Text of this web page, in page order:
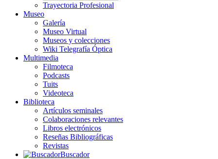
Trayectoria Profesional
Museo
Galería
Museo Virtual
Museos y colecciones
Wiki Telegrafía Óptica
Multimedia
Filmoteca
Podcasts
Tuits
Videoteca
Biblioteca
Artículos seminales
Colaboraciones relevantes
Libros electrónicos
Reseñas Bibliográficas
Revistas
Buscador